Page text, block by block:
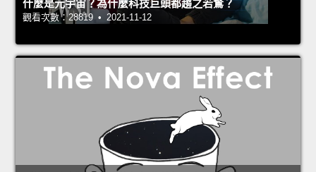
什麼是元宇宙？為什麼科技巨頭都趨之若鶩？
觀看次數：28819 • 2021-11-12